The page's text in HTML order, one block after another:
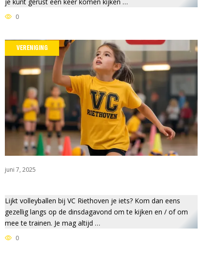
0
VERENIGING
juni 7, 2025
Lijkt volleyballen bij VC Riethoven je iets? Kom dan eens
gezellig langs op de dinsdagavond om te kijken en / of om
mee te trainen. Je mag altijd …
0